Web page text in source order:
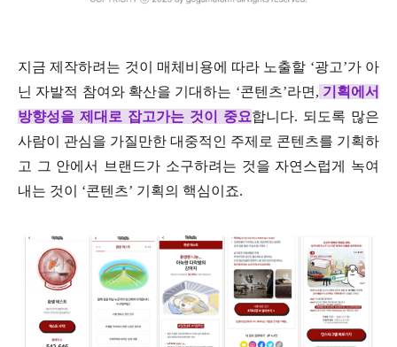
지금 제작하려는 것이 매체비용에 따라 노출할 ‘광고’가 아
닌 자발적 참여와 확산을 기대하는 ‘콘텐츠’라면, 기획에서
방향성을 제대로 잡고가는 것이 중요합니다. 되도록 많은
사람이 관심을 가질만한 대중적인 주제로 콘텐츠를 기획하
고 그 안에서 브랜드가 소구하려는 것을 자연스럽게 녹여
내는 것이 ‘콘텐츠’ 기획의 핵심이죠.